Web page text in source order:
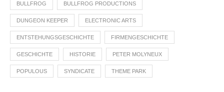
BULLFROG BULLFROG PRODUCTIONS
DUNGEON KEEPER ELECTRONIC ARTS
ENTSTEHUNGSGESCHICHTE FIRMENGESCHICHTE
GESCHICHTE HISTORIE PETER MOLYNEUX
POPULOUS SYNDICATE THEME PARK